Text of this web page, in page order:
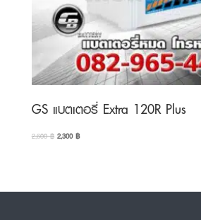
GS แบตเตอรี่ Extra 120R Plus
2,600฿ Original
2,300฿Current